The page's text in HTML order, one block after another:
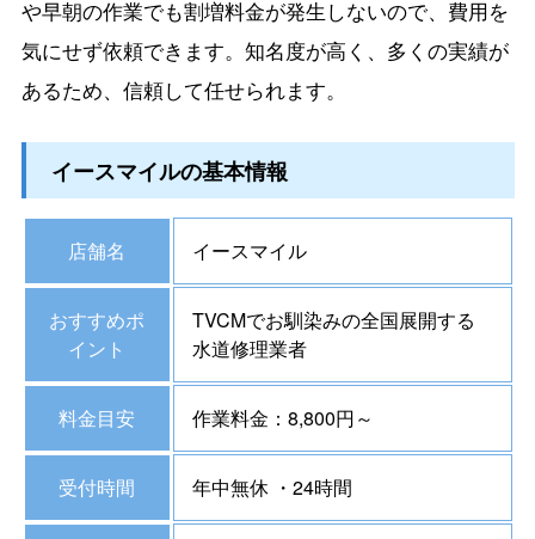
や早朝の作業でも割増料金が発生しないので、費用を
気にせず依頼できます。知名度が高く、多くの実績が
あるため、信頼して任せられます。
イースマイルの基本情報
店舗名 イースマイル
おすすめポ
イント
TVCMでお馴染みの全国展開する
水道修理業者
料金目安 作業料金：8,800円～
受付時間 年中無休 ・24時間